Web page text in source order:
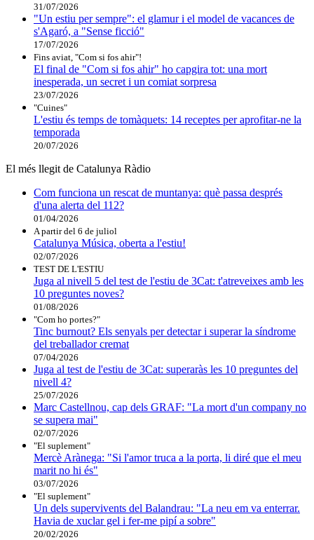
31/07/2026
"Un estiu per sempre": el glamur i el model de vacances de
s'Agaró, a "Sense ficció"
17/07/2026
Fins aviat, "Com si fos ahir"!
El final de "Com si fos ahir" ho capgira tot: una mort
inesperada, un secret i un comiat sorpresa
23/07/2026
"Cuines"
L'estiu és temps de tomàquets: 14 receptes per aprofitar-ne la
temporada
20/07/2026
El més llegit de Catalunya Ràdio
Com funciona un rescat de muntanya: què passa després
d'una alerta del 112?
01/04/2026
A partir del 6 de juliol
Catalunya Música, oberta a l'estiu!
02/07/2026
TEST DE L'ESTIU
Juga al nivell 5 del test de l'estiu de 3Cat: t'atreveixes amb les
10 preguntes noves?
01/08/2026
"Com ho portes?"
Tinc burnout? Els senyals per detectar i superar la síndrome
del treballador cremat
07/04/2026
Juga al test de l'estiu de 3Cat: superaràs les 10 preguntes del
nivell 4?
25/07/2026
Marc Castellnou, cap dels GRAF: "La mort d'un company no
se supera mai"
02/07/2026
"El suplement"
Mercè Arànega: "Si l'amor truca a la porta, li diré que el meu
marit no hi és"
03/07/2026
"El suplement"
Un dels supervivents del Balandrau: "La neu em va enterrar.
Havia de xuclar gel i fer-me pipí a sobre"
20/02/2026